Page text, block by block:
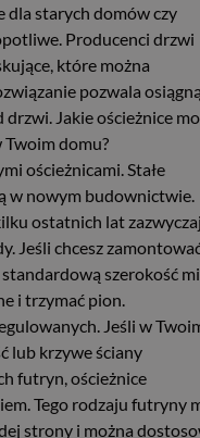
dla starych domów czy
Producenci drzwi
które można
pozwala
Jakie ościeżnice
Twoim domu?
ościeżnicami. Stałe
w nowym budownictwie.
ostatnich lat
Jeśli chcesz
szerokość
i trzymać pion.
Jeśli w
lub krzywe ściany
futryn, ościeżnice
Tego rodzaju futryny
strony i można